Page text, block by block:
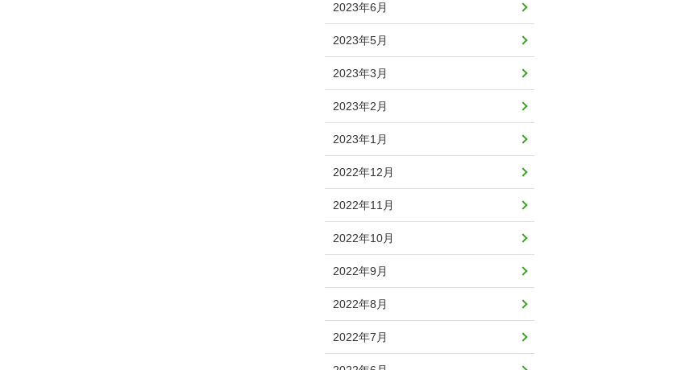
2023年6月
2023年5月
2023年3月
2023年2月
2023年1月
2022年12月
2022年11月
2022年10月
2022年9月
2022年8月
2022年7月